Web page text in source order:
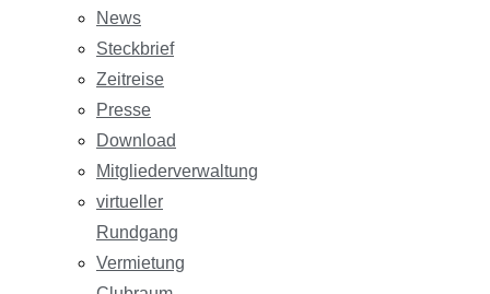
News
Steckbrief
Zeitreise
Presse
Download
Mitgliederverwaltung
virtueller
Rundgang
Vermietung